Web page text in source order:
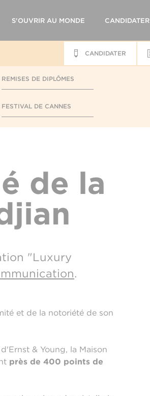
S'OUVRIR AU MONDE CANDIDATER
CANDIDATER
REMISES DE DIPLÔMES
FESTIVAL DE CANNES
de la
"Luxury
.
et de la notoriété de son
& Young, la Maison
près de 400 points de